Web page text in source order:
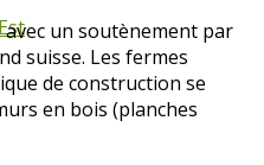
avec un soutènement par
suisse. Les fermes
de construction se
en bois (planches